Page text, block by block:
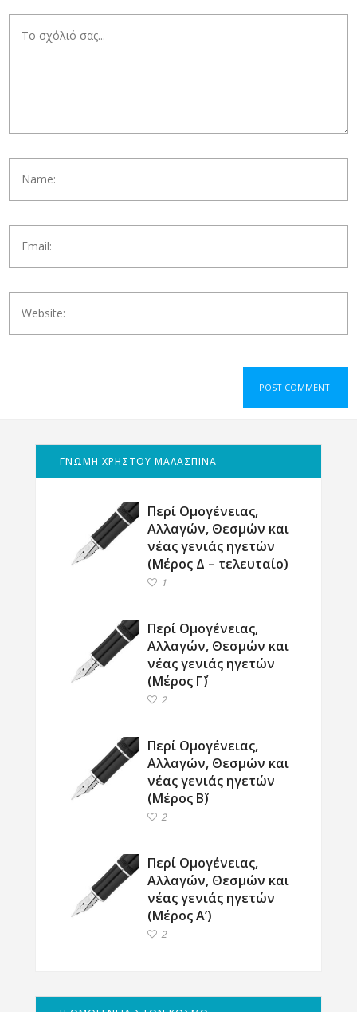
ΓΝΩΜΗ ΧΡΗΣΤΟΥ ΜΑΛΑΣΠΙΝΑ
Περί Ομογένειας,
Αλλαγών, Θεσμών και
νέας γενιάς ηγετών
(Μέρος Δ – τελευταίο)
1
Περί Ομογένειας,
Αλλαγών, Θεσμών και
νέας γενιάς ηγετών
(Μέρος Γ΄)
2
Περί Ομογένειας,
Αλλαγών, Θεσμών και
νέας γενιάς ηγετών
(Μέρος Β΄)
2
Περί Ομογένειας,
Αλλαγών, Θεσμών και
νέας γενιάς ηγετών
(Μέρος Α’)
2